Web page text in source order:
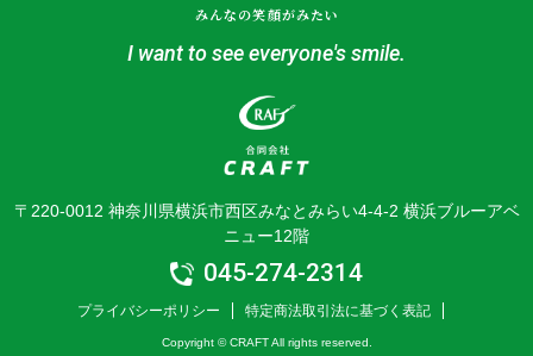
みんなの笑顔がみたい
I want to see everyone's smile.
〒220-0012 神奈川県横浜市西区みなとみらい4-4-2 横浜ブルーアベ
ニュー12階
045-274-2314
プライバシーポリシー 特定商法取引法に基づく表記
Copyright © CRAFT All rights reserved.